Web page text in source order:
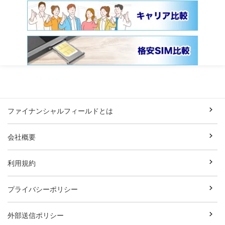
ファイナンシャルフィールドとは
会社概要
利用規約
プライバシーポリシー
外部送信ポリシー